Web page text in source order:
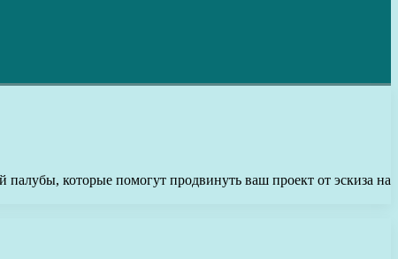
которые помогут продвинуть ваш проект от эскиза на